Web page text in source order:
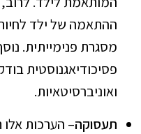
ההתאמה של ילד
מסגרת פנימייתית.
פסיכודיאגנוסטית
ואוניברסיטאיות.
תעסוקה– הערכות